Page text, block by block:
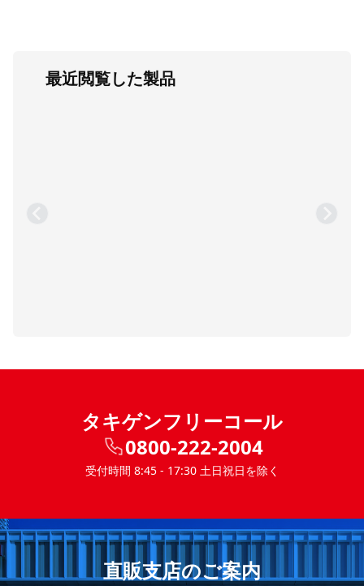
最近閲覧した製品
タキゲンフリーコール
0800-222-2004
受付時間 8:45 - 17:30 土日祝日を除く
直販支店のご案内